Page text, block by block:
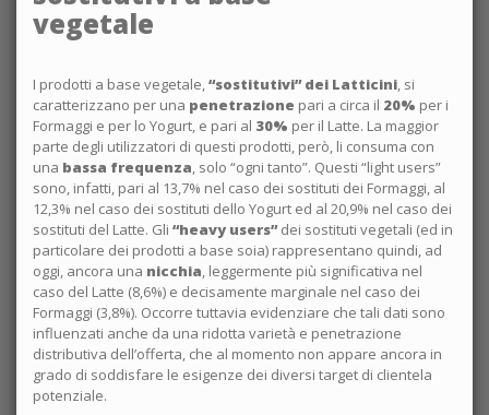
vegetale
I prodotti a base vegetale,“sostitutivi” dei Latticini, si
caratterizzano per una penetrazione pari a circa il 20% per i
Formaggi e per lo Yogurt, e pari al 30% per il Latte. La maggior
parte degli utilizzatori di questi prodotti, però, li consuma con
una bassa frequenza, solo “ogni tanto”. Questi “light users”
sono, infatti, pari al 13,7% nel caso dei sostituti dei Formaggi, al
12,3% nel caso dei sostituti dello Yogurt ed al 20,9% nel caso dei
sostituti del Latte. Gli “heavy users”dei sostituti vegetali (ed in
particolare dei prodotti a base soia) rappresentano quindi, ad
oggi, ancora una nicchia, leggermente più significativa nel
caso del Latte (8,6%) e decisamente marginale nel caso dei
Formaggi (3,8%). Occorre tuttavia evidenziare che tali dati sono
influenzati anche da una ridotta varietà e penetrazione
distributiva dell’offerta, che al momento non appare ancora in
grado di soddisfare le esigenze dei diversi target di clientela
potenziale.